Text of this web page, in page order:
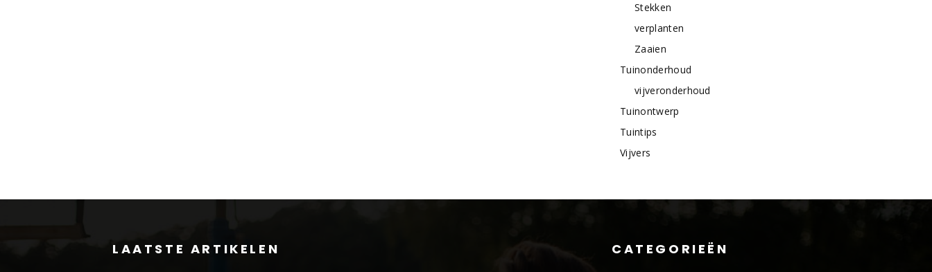
Stekken
verplanten
Zaaien
Tuinonderhoud
vijveronderhoud
Tuinontwerp
Tuintips
Vijvers
LAATSTE ARTIKELEN CATEGORIEËN